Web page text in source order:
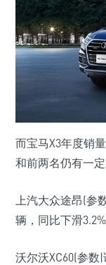
而宝马X3年度销
和前两名仍有一定
上汽大众途昂(参
辆，同比下滑3.2%
沃尔沃XC60(参数